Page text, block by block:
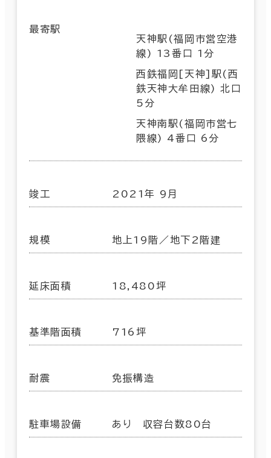
最寄駅
天神駅(福岡市営空港
線) 13番口 1分
西鉄福岡[天神]駅(西
鉄天神大牟田線) 北口
5分
天神南駅(福岡市営七
隈線) 4番口 6分
竣工 2021年 9月
規模 地上19階／地下2階建
延床面積 18,480坪
基準階面積 716坪
耐震 免振構造
駐車場設備 あり 収容台数80台